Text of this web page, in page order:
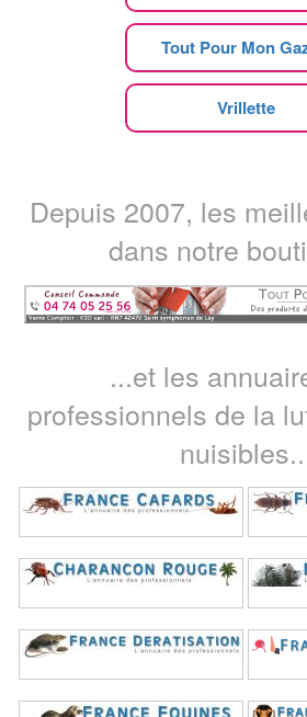
Tout Pour Mon
Vrillette
Depuis 2007, les
dans notre
...et les
professionnels de la